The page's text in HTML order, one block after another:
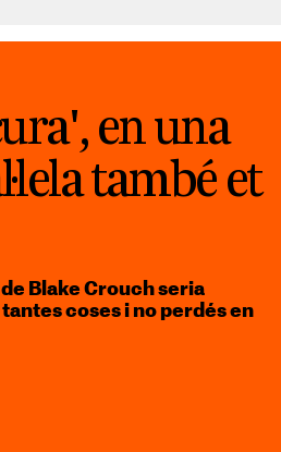
en una
també et
de Blake Crouch seria
coses i no perdés en